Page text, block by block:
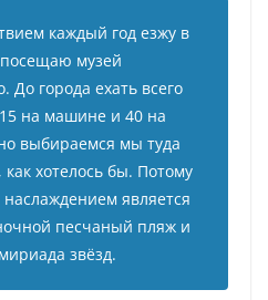
каждый год езжу в
музей
До города ехать всего
на машине и 40 на
выбираемся мы туда
как хотелось бы. Потому
является
песчаный пляж и
звёзд.